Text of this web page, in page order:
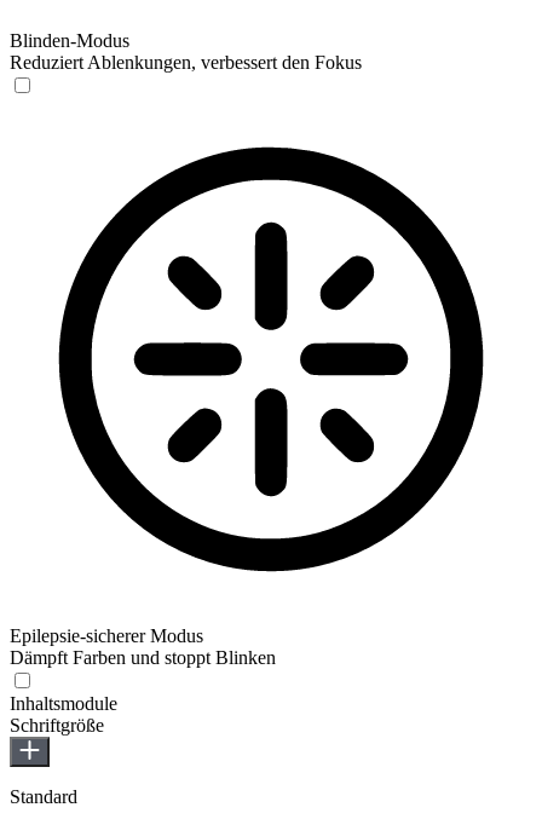
Blinden-Modus
Reduziert Ablenkungen, verbessert den Fokus
Epilepsie-sicherer Modus
Dämpft Farben und stoppt Blinken
Inhaltsmodule
Schriftgröße
Standard